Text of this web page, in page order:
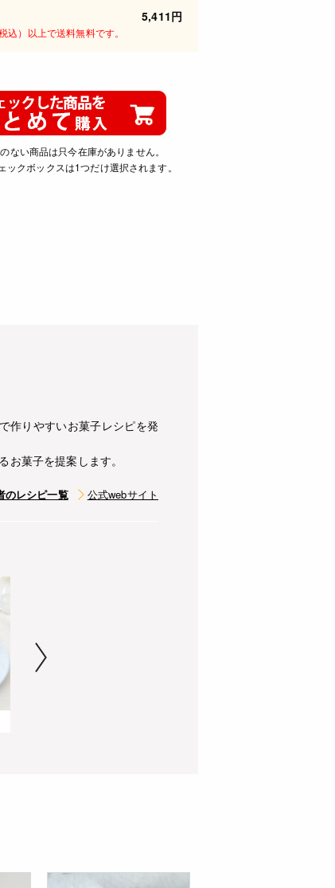
5,411円
込）以上で送料無料です。
ない商品は只今在庫がありません。
ックボックスは1つだけ選択されます。
作りやすいお菓子レシピを発
菓子を提案します。
のレシピ一覧 公式webサイト